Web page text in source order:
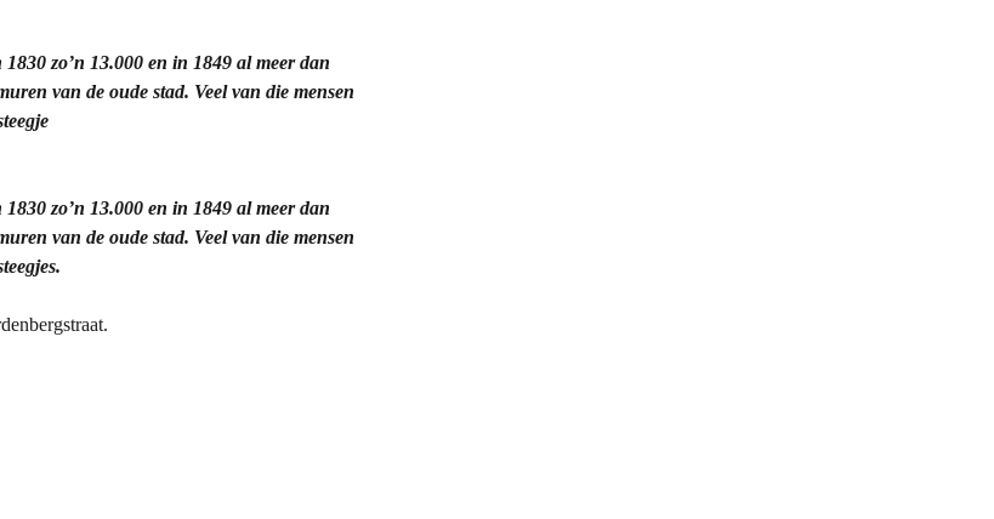
zo’n 13.000 en in 1849 al meer dan
van de oude stad. Veel van die mensen
zo’n 13.000 en in 1849 al meer dan
van de oude stad. Veel van die mensen